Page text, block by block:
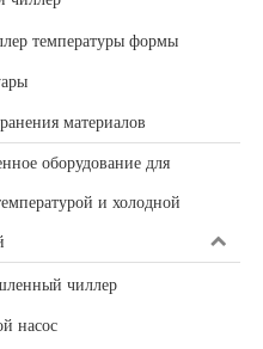
температуры формы
материалов
оборудование для
и холодной
чиллер
насос